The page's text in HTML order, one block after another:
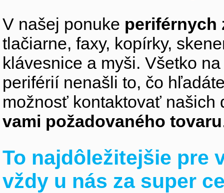
V našej ponuke periférnych
tlačiarne, faxy, kopírky,
klávesnice a myši. Všetko
periférií nenašli to, čo
možnosť kontaktovať
vami požadovaného tovaru
To najdôležitejšie pre
vždy u nás za super